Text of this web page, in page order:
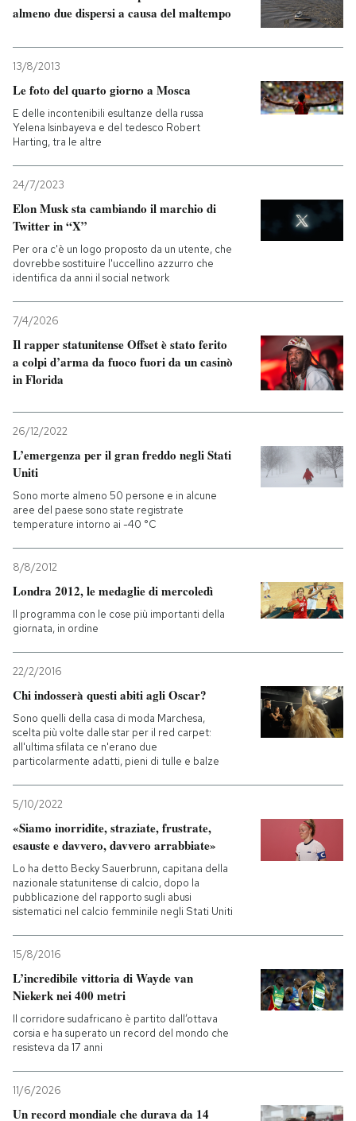
almeno due dispersi a causa del maltempo
13/8/2013
Le foto del quarto giorno a Mosca
E delle incontenibili esultanze della russa
Yelena Isinbayeva e del tedesco Robert
Harting, tra le altre
24/7/2023
Elon Musk sta cambiando il marchio di
Twitter in “X”
Per ora c'è un logo proposto da un utente, che
dovrebbe sostituire l'uccellino azzurro che
identifica da anni il social network
7/4/2026
Il rapper statunitense Offset è stato ferito
a colpi d’arma da fuoco fuori da un casinò
in Florida
26/12/2022
L’emergenza per il gran freddo negli Stati
Uniti
Sono morte almeno 50 persone e in alcune
aree del paese sono state registrate
temperature intorno ai -40 °C
8/8/2012
Londra 2012, le medaglie di mercoledì
Il programma con le cose più importanti della
giornata, in ordine
22/2/2016
Chi indosserà questi abiti agli Oscar?
Sono quelli della casa di moda Marchesa,
scelta più volte dalle star per il red carpet:
all'ultima sfilata ce n'erano due
particolarmente adatti, pieni di tulle e balze
5/10/2022
«Siamo inorridite, straziate, frustrate,
esauste e davvero, davvero arrabbiate»
Lo ha detto Becky Sauerbrunn, capitana della
nazionale statunitense di calcio, dopo la
pubblicazione del rapporto sugli abusi
sistematici nel calcio femminile negli Stati Uniti
15/8/2016
L’incredibile vittoria di Wayde van
Niekerk nei 400 metri
Il corridore sudafricano è partito dall’ottava
corsia e ha superato un record del mondo che
resisteva da 17 anni
11/6/2026
Un record mondiale che durava da 14